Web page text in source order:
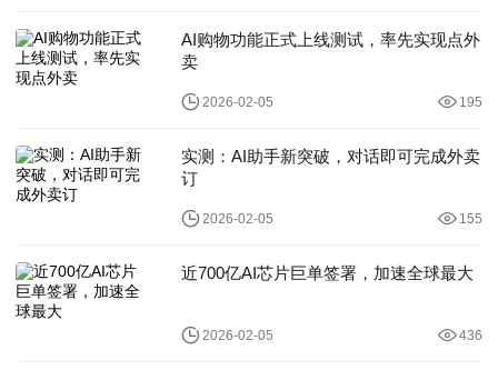
AI购物功能正式上线测试，率先实现点外
卖
2026-02-05 195
实测：AI助手新突破，对话即可完成外卖
订
2026-02-05 155
近700亿AI芯片巨单签署，加速全球最大
2026-02-05 436